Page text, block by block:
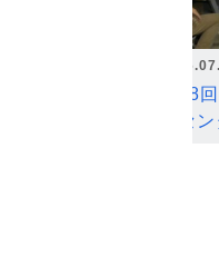
第18
ンセ